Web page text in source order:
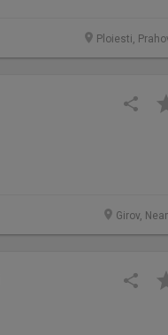
Ploiesti,
Girov,